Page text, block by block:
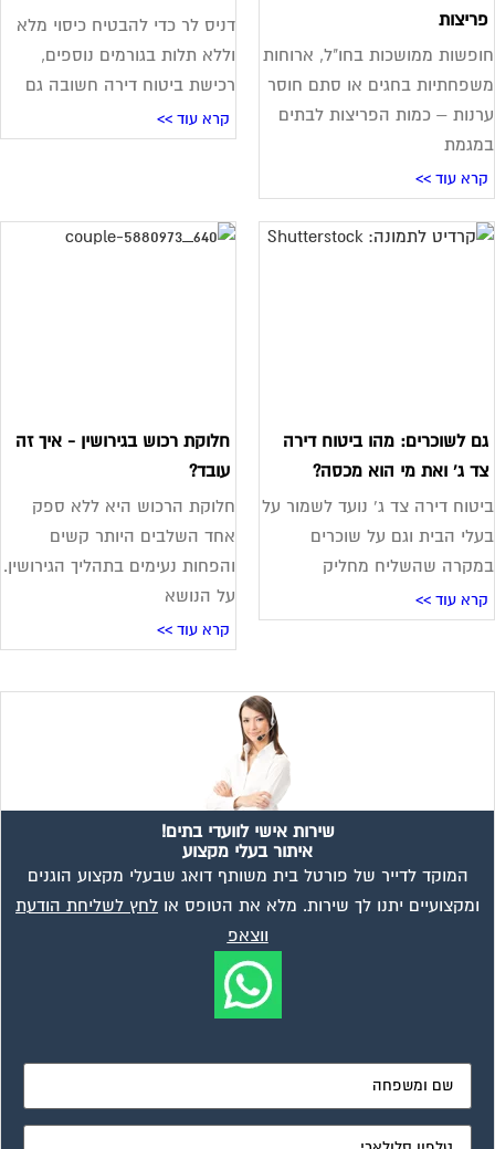
ממושכות בחו"ל, ארוחות
בחגים או סתם חוסר
– כמות הפריצות לבתים
עוד >>
דניס לר כדי להבטיח כיסוי מלא
וללא תלות בגורמים נוספים,
רכישת ביטוח דירה חשובה גם
קרא עוד >>
לשוכרים: מהו ביטוח דירה
ג' ואת מי הוא מכסה?
דירה צד ג' נועד לשמור על
הבית וגם על שוכרים
שהשליח מחליק
עוד >>
חלוקת רכוש בגירושין - איך זה
עובד?
חלוקת הרכוש היא ללא ספק
אחד השלבים היותר קשים
והפחות נעימים בתהליך הגירושין.
על הנושא
קרא עוד >>
שירות אישי לוועדי בתים!
איתור בעלי מקצוע
המוקד לדייר של פורטל בית משותף דואג שבעלי מקצוע הוגנים
ומקצועיים יתנו לך שירות. מלא את הטופס אולחץ לשליחת הודעת
ווצאפ